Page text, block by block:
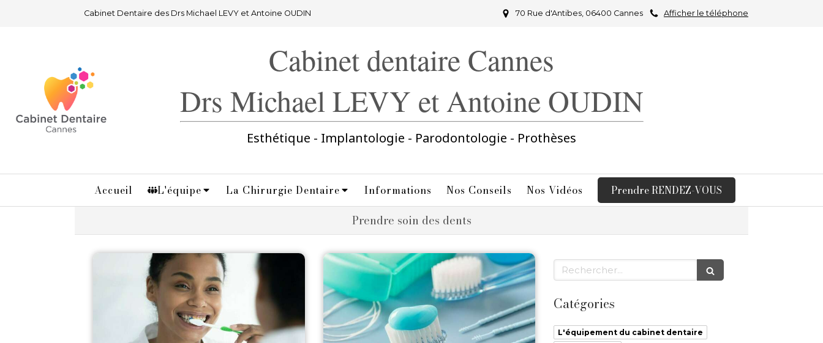
Cabinet Dentaire des Drs Michael LEVY et Antoine OUDIN Afficher le téléphone
70 Rue d'Antibes, 06400 Cannes
Cabinet dentaire Cannes
Drs Michael LEVY et Antoine OUDIN
Esthétique - Implantologie - Parodontologie - Prothèses
Accueil L'équipe La Chirurgie Dentaire Informations Nos Conseils Nos Vidéos Prendre RENDEZ-VOUS
Prendre soin des dents
Rechercher
Catégories
L'équipement du cabinet dentaire